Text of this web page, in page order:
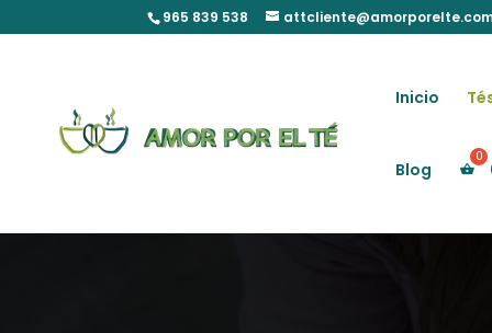
965 839 538
Inicio
Blog